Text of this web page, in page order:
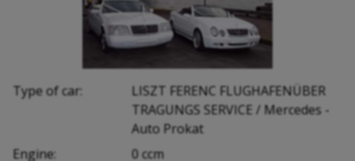
Type of car:
LISZT FERENC FLUGHAFENÜBER
TRAGUNGS SERVICE / Mercedes -
Auto Prokat
Engine:
0 ccm